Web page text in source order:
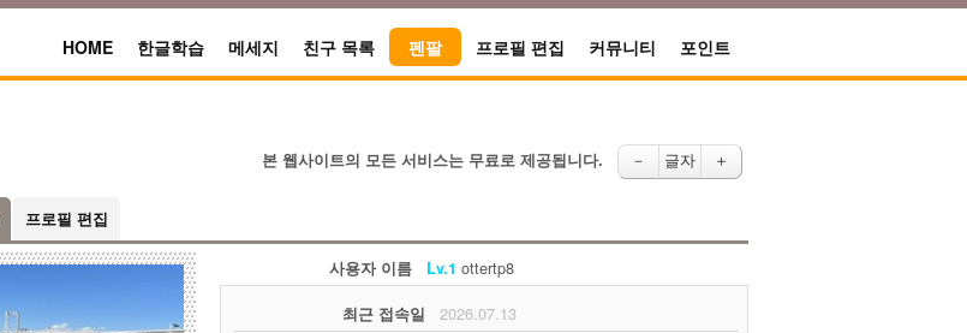
HOME 한글학습 메세지 친구 목록 펜팔 프로필 편집 커뮤니티 포인트
본 웹사이트의 모든 서비스는 무료로 제공됩니다. － 글자 ＋
프로필 편집
사용자 이름 Lv.1 ottertp8
최근 접속일 2026.07.13